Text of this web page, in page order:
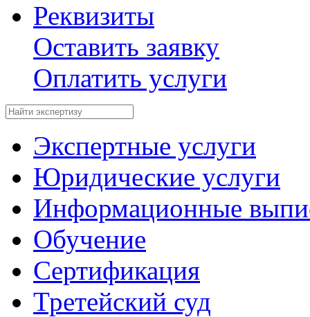
Реквизиты
Оставить заявку
Оплатить услуги
Экспертные услуги
Юридические услуги
Информационные
Обучение
Сертификация
Третейский суд